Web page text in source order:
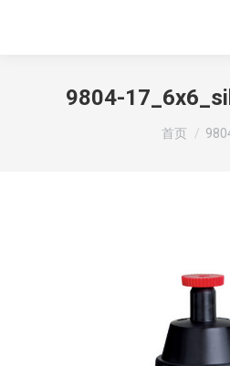
9804-
你在这里
首页